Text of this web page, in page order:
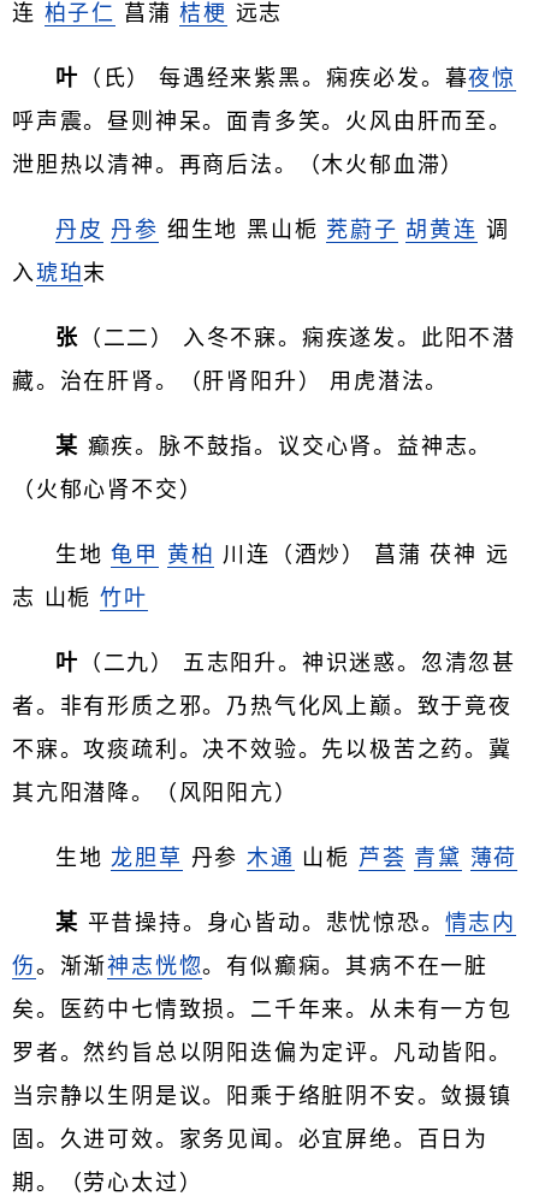
连 柏子仁 菖蒲桔梗 远志
叶 （氏） 每遇经来紫黑。痫疾必发。暮夜惊
呼声震。昼则神呆。面青多笑。火风由肝而至。
泄胆热以清神。再商后法。（木火郁血滞）
丹皮 丹参 细生地 黑山栀 茺蔚子 胡黄连 调
入琥珀末
张 （二二） 入冬不寐。痫疾遂发。此阳不潜
藏。治在肝肾。（肝肾阳升） 用虎潜法。
某 癫疾。脉不鼓指。议交心肾。益神志。
（火郁心肾不交）
生地龟甲 黄柏 川连（酒炒） 菖蒲 茯神 远
志 山栀 竹叶
叶 （二九） 五志阳升。神识迷惑。忽清忽甚
者。非有形质之邪。乃热气化风上巅。致于竟夜
不寐。攻痰疏利。决不效验。先以极苦之药。冀
其亢阳潜降。（风阳阳亢）
生地 龙胆草 丹参木通 山栀 芦荟 青黛 薄荷
某 平昔操持。身心皆动。悲忧惊恐。 情志内
伤。渐渐神志恍惚。有似癫痫。其病不在一脏
矣。医药中七情致损。二千年来。从未有一方包
罗者。然约旨总以阴阳迭偏为定评。凡动皆阳。
当宗静以生阴是议。阳乘于络脏阴不安。敛摄镇
固。久进可效。家务见闻。必宜屏绝。百日为
期。（劳心太过）